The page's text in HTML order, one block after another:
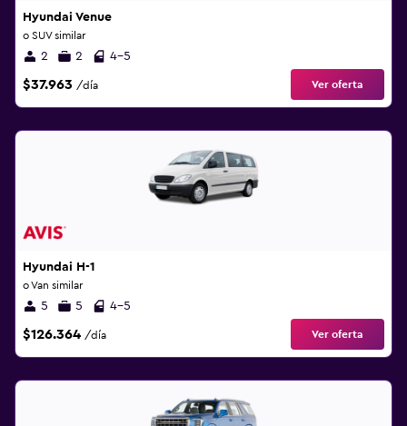
Hyundai Venue
o SUV similar
2 2 4-5
$37.963 /día Ver oferta
Hyundai H-1
o Van similar
5 5 4-5
$126.364 /día Ver oferta